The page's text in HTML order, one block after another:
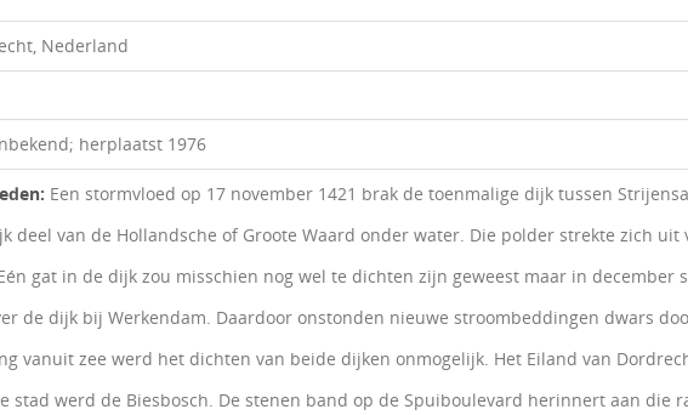
Nederland
herplaatst 1976
Een stormvloed op 17 november 1421 brak de toenmalige dijk tussen
deel van de Hollandsche of Groote Waard onder water. Die polder strekte zich uit
gat in de dijk zou misschien nog wel te dichten zijn geweest maar in december
de dijk bij Werkendam. Daardoor onstonden nieuwe stroombeddingen dwars
vanuit zee werd het dichten van beide dijken onmogelijk. Het Eiland van
stad werd de Biesbosch. De stenen band op de Spuiboulevard herinnert aan die